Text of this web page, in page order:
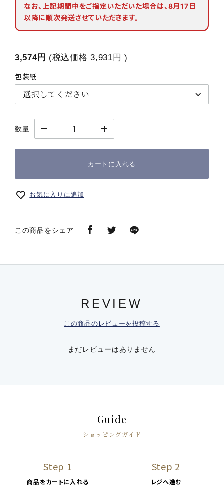
なお、上記期間中をご指定いただいた場合は、8月17日
以降に順次発送させていただきます。
3,574円 (税込価格3,931円 )
包装紙
数量
カートに入れる
お気に入りに追加
この商品をシェア
REVIEW
この商品のレビューを投稿する
まだレビューはありません
Guide
ショッピングガイド
Step 1
商品をカートに入れる
Step 2
レジへ進む